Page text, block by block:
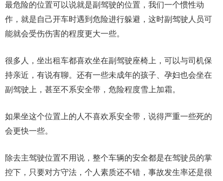
最危险的位置可以说就是副驾驶的位置，我们一个惯性动
作，就是自己开车时遇到危险进行躲避，这时副驾驶人员可
能就会受伤伤害的程度更大一些。
很多人，坐出租车都喜欢坐在副驾驶座椅上，可以与司机保
持亲近，有说有聊。还有一些未成年的孩子、孕妇也会坐在
副驾驶上，甚至不系安全带，危险程度雪上加霜。
如果坐这个位置上的人不喜欢系安全带，说得严重一些死的
会更快一些。
除去主驾驶位置不用说，整个车辆的安全都是在驾驶员的掌
控下，只要对方守法，个人素质还不错，事故发生率还是很